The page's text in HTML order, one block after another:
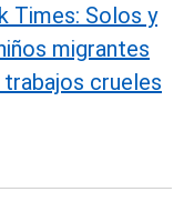
Times: Solos y
migrantes
crueles